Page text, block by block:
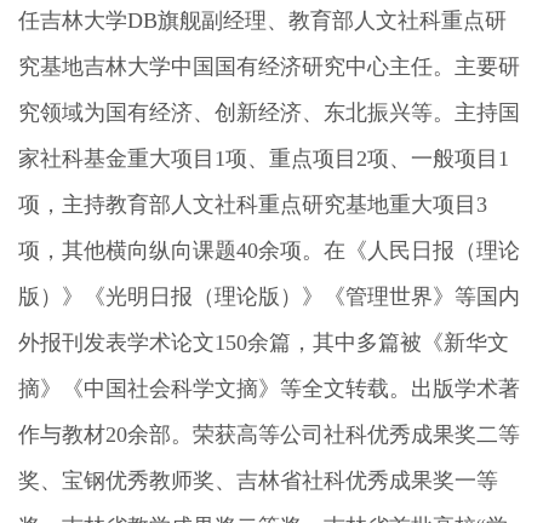
任吉林大学DB旗舰副经理、教育部人文社科重点研
究基地吉林大学中国国有经济研究中心主任。主要研
究领域为国有经济、创新经济、东北振兴等。主持国
家社科基金重大项目1项、重点项目2项、一般项目1
项，主持教育部人文社科重点研究基地重大项目 3
项，其他横向纵向课题40余项。在《人民日报（理论
版）》《光明日报（理论版）》《管理世界》等国内
外报刊发表学术论文150余篇，其中多篇被《新华文
摘》《中国社会科学文摘》等全文转载。出版学术著
作与教材20余部。荣获高等公司社科优秀成果奖二等
奖、宝钢优秀教师奖、吉林省社科优秀成果奖一等